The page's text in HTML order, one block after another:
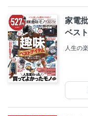
家電
ベス
人生の